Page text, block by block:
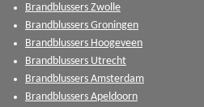
Brandblussers Zwolle
Brandblussers Groningen
Brandblussers Hoogeveen
Brandblussers Utrecht
Brandblussers Amsterdam
Brandblussers Apeldoorn